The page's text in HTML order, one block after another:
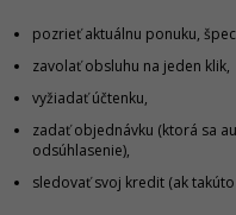
pozrieť aktuálnu ponuku,
zavolať obsluhu na jeden klik,
vyžiadať účtenku,
zadať objednávku (ktorá sa
odsúhlasenie),
sledovať svoj kredit (ak